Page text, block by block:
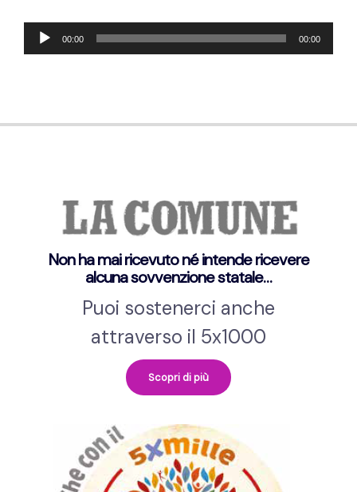
Audio
Player
00:00 00:00
Non ha mai ricevuto né intende ricevere
alcuna sovvenzione statale…
Puoi sostenerci anche
attraverso il 5x1000
Scopri di più